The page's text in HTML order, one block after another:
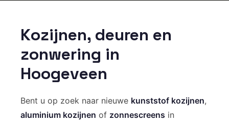
Kozijnen, deuren en
zonwering in
Hoogeveen
Bent u op zoek naar nieuwe kunststof kozijnen,
aluminium kozijnen of zonnescreens in